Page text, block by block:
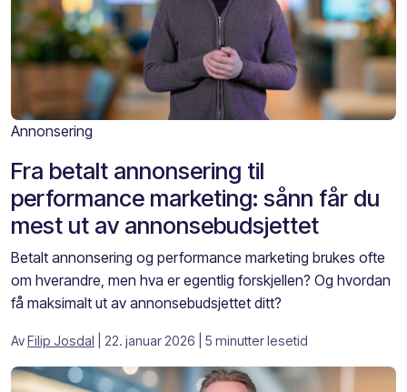
Annonsering
Fra betalt annonsering til
performance marketing: sånn får du
mest ut av annonsebudsjettet
Betalt annonsering og performance marketing brukes ofte
om hverandre, men hva er egentlig forskjellen? Og hvordan
få maksimalt ut av annonsebudsjettet ditt?
AvFilip Josdal | 22. januar 2026 | 5 minutter lesetid